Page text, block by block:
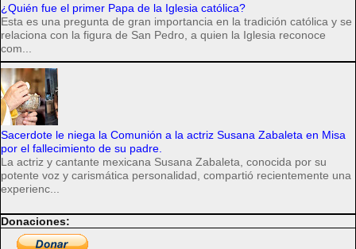
¿Quién fue el primer Papa de la Iglesia católica?
Esta es una pregunta de gran importancia en la tradición católica y se
relaciona con la figura de San Pedro, a quien la Iglesia reconoce
com...
Sacerdote le niega la Comunión a la actriz Susana Zabaleta en Misa
por el fallecimiento de su padre.
La actriz y cantante mexicana Susana Zabaleta, conocida por su
potente voz y carismática personalidad, compartió recientemente una
experienc...
Donaciones: